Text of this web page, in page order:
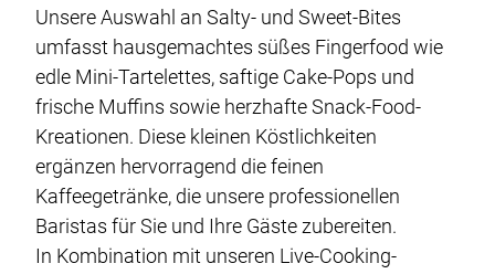
Unsere Auswahl an Salty- und Sweet-Bites
umfasst hausgemachtes süßes Fingerfood wie
edle Mini-Tartelettes, saftige Cake-Pops und
frische Muffins sowie herzhafte Snack-Food-
Kreationen. Diese kleinen Köstlichkeiten
ergänzen hervorragend die feinen
Kaffeegetränke, die unsere professionellen
Baristas für Sie und Ihre Gäste zubereiten.
In Kombination mit unseren Live-Cooking-